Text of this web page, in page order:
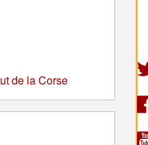
de la Corse